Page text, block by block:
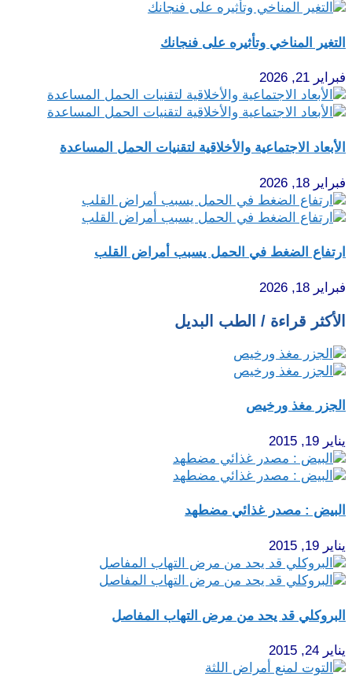
التغير المناخي وتأثيره على فنجانك
فبراير 21, 2026
الأبعاد الاجتماعية والأخلاقية لتقنيات الحمل المساعدة
فبراير 18, 2026
ارتفاع الضغط في الحمل يسبب أمراض القلب
فبراير 18, 2026
الأكثر قراءة / الطب البديل
الجزر مغذ ورخيص
يناير 19, 2015
البيض : مصدر غذائي مضطهد
يناير 19, 2015
البروكلي قد يحد من مرض التهاب المفاصل
يناير 24, 2015